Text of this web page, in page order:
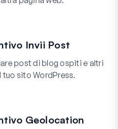
Invii Post
post di blog ospiti e altri
sito WordPress.
Geolocation